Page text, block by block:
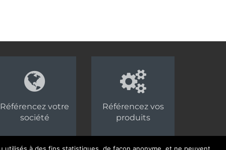
Référencez votre
société
Référencez vos
produits